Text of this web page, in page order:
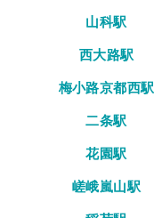
山科駅
西大路駅
梅小路京都西駅
二条駅
花園駅
嵯峨嵐山駅